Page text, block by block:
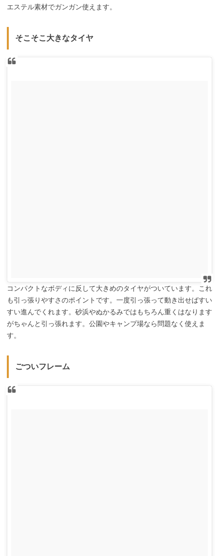
エステル素材でガンガン使えます。
そこそこ大きなタイヤ
コンパクトなボディに反して大きめのタイヤがついています。これ
も引っ張りやすさのポイントです。一度引っ張って動き出せばすい
すい進んでくれます。砂浜やぬかるみではもちろん重くはなります
がちゃんと引っ張れます。公園やキャンプ場なら問題なく使えま
す。
ごついフレーム